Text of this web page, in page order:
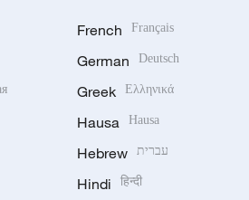
French Français
German Deutsch
Greek Ελληνικά
Hausa Hausa
Hebrew עברית
Hindi हिन्दी